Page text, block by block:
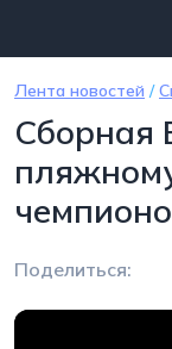
Лента новостей /
Сборная
Поделиться: